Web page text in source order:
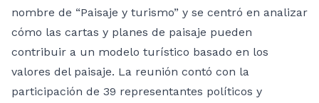
nombre de “Paisaje y turismo” y se centró en analizar
cómo las cartas y planes de paisaje pueden
contribuir a un modelo turístico basado en los
valores del paisaje. La reunión contó con la
participación de 39 representantes políticos y